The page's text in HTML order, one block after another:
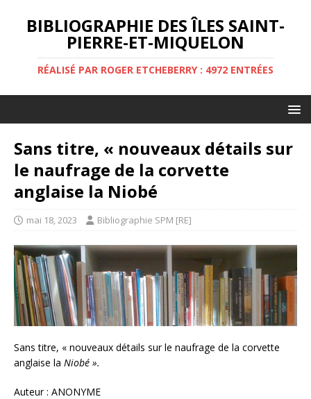
BIBLIOGRAPHIE DES ÎLES SAINT-
PIERRE-ET-MIQUELON
RÉALISÉ PAR ROGER ETCHEBERRY : 4972 ENTRÉES
Sans titre, « nouveaux détails sur
le naufrage de la corvette
anglaise la Niobé
mai 18, 2023 Bibliographie SPM [RE]
Sans titre, « nouveaux détails sur le naufrage de la corvette
anglaise la Niobé ».
Auteur : ANONYME